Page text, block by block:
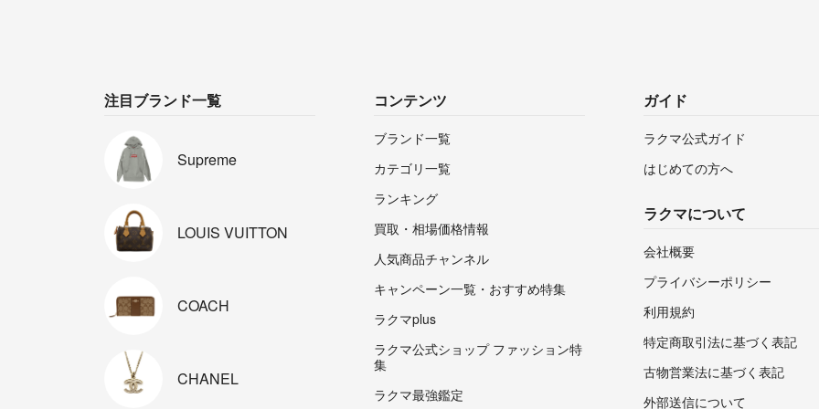
注目ブランド一覧
Supreme
LOUIS VUITTON
COACH
CHANEL
コンテンツ
ブランド一覧
カテゴリ一覧
ランキング
買取・相場価格情報
人気商品チャンネル
キャンペーン一覧・おすすめ特集
ラクマplus
ラクマ公式ショップ ファッション特
集
ラクマ最強鑑定
ガイド
ラクマ公式ガイド
はじめての方へ
ラクマについて
会社概要
プライバシーポリシー
利用規約
特定商取引法に基づく表記
古物営業法に基づく表記
外部送信について